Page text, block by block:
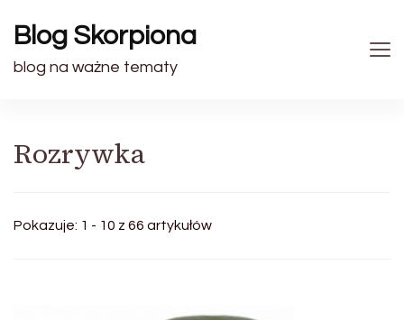
Blog Skorpiona
blog na ważne tematy
Rozrywka
Pokazuje: 1 - 10 z 66 artykułów